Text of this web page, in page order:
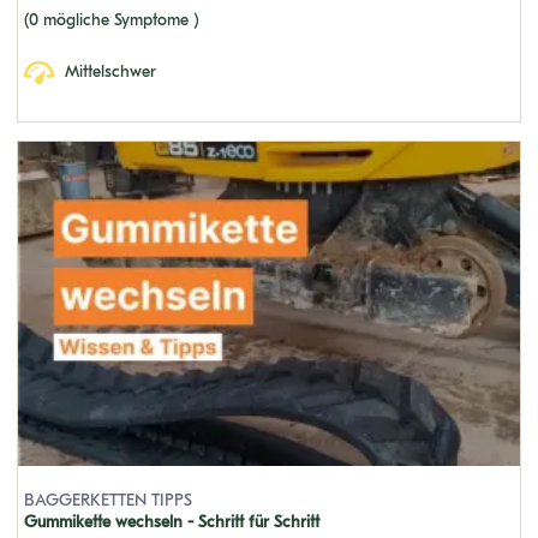
KX161-3
KX026
KX042-4
KX71-2
U45-3A
KX 037-4
KX080-4
KX151
KH 60
(0 mögliche Symptome )
Mittelschwer
BAGGERKETTEN TIPPS
Gummikette wechseln - Schritt für Schritt